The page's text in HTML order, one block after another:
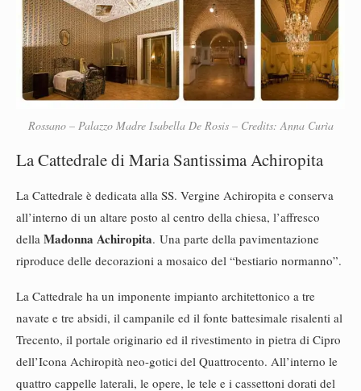
Rossano – Palazzo Madre Isabella De Rosis – Credits: Anna Curìa
La Cattedrale di Maria Santissima Achiropita
La Cattedrale è dedicata alla SS. Vergine Achiropita e conserva
all’interno di un altare posto al centro della chiesa, l’affresco
della Madonna Achiropita. Una parte della pavimentazione
riproduce delle decorazioni a mosaico del “bestiario normanno”.
La Cattedrale ha un imponente impianto architettonico a tre
navate e tre absidi, il campanile ed il fonte battesimale risalenti al
Trecento, il portale originario ed il rivestimento in pietra di Cipro
dell’Icona Achiropità neo-gotici del Quattrocento. All’interno le
quattro cappelle laterali, le opere, le tele e i cassettoni dorati del